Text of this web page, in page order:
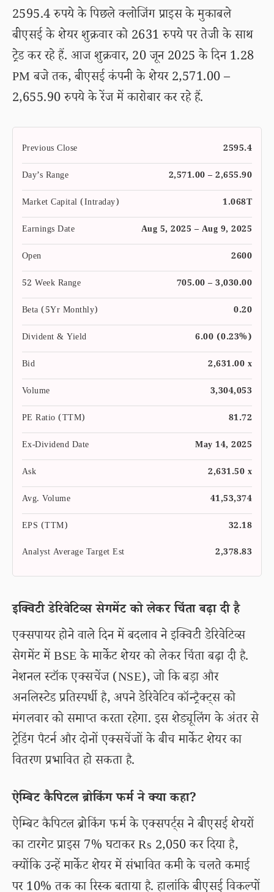
2595.4 रुपये के पिछले क्लोजिंग प्राइस के मुकाबले
बीएसई के शेयर शुक्रवार को 2631 रुपये पर तेजी के साथ
ट्रेड कर रहे हैं. आज शुक्रवार, 20 जून 2025 के दिन 1.28
PM बजे तक, बीएसई कंपनी के शेयर 2,571.00 –
2,655.90 रुपये के रेंज में कारोबार कर रहे हैं.
Previous Close
2595.4
Day’s Range
2,571.00 – 2,655.90
Market Capital (Intraday)
1.068T
Earnings Date
Aug 5, 2025 – Aug 9, 2025
Open
2600
52 Week Range
705.00 – 3,030.00
Beta (5Yr Monthly)
0.20
Divident & Yield
6.00 (0.23%)
Bid
2,631.00 x
Volume
3,304,053
PE Ratio (TTM)
81.72
Ex-Dividend Date
May 14, 2025
Ask
2,631.50 x
Avg. Volume
41,53,374
EPS (TTM)
32.18
Analyst Average Target Est
2,378.83
इक्विटी डेरिवेटिव्स सेगमेंट को लेकर चिंता बढ़ा दी है
एक्सपायर होने वाले दिन में बदलाव ने इक्विटी डेरिवेटिव्स
सेगमेंट में BSE के मार्केट शेयर को लेकर चिंता बढ़ा दी है.
नेशनल स्टॉक एक्सचेंज (NSE), जो कि बड़ा और
अनलिस्टेड प्रतिस्पर्धी है, अपने डेरिवेटिव कॉन्ट्रैक्ट्स को
मंगलवार को समाप्त करता रहेगा. इस शेड्यूलिंग के अंतर से
ट्रेडिंग पैटर्न और दोनों एक्सचेंजों के बीच मार्केट शेयर का
वितरण प्रभावित हो सकता है.
ऐम्बिट कैपिटल ब्रोकिंग फर्म ने क्या कहा?
ऐम्बिट कैपिटल ब्रोकिंग फर्म के एक्सपर्ट्स ने बीएसई शेयरों
का टारगेट प्राइस 7% घटाकर Rs 2,050 कर दिया है,
क्योंकि उन्हें मार्केट शेयर में संभावित कमी के चलते कमाई